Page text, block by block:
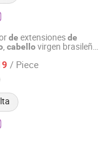
de extensionesde
, cabellovirgen brasileño
lacio y sedoso
/ Piece